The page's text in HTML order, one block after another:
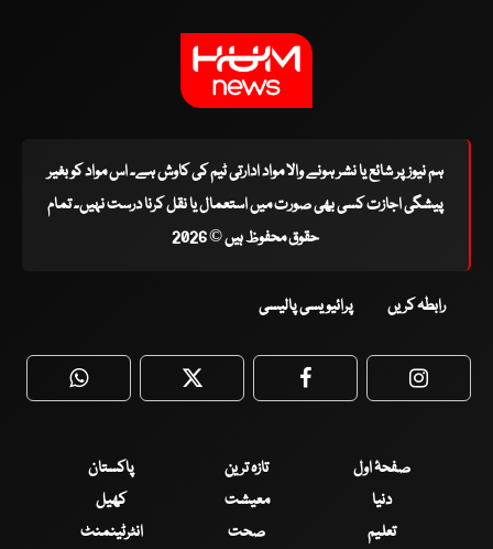
ہم نیوز پر شائع یا نشر ہونے والا مواد ادارتی ٹیم کی کاوش ہے۔ اس مواد کو بغیر
پیشگی اجازت کسی بھی صورت میں استعمال یا نقل کرنا درست نہیں۔ تمام
حقوق محفوظ ہیں © 2026
رابطہ کریں پرائیویسی پالیسی
WhatsApp Twitter Facebook
صفحۂ اول تازہ ترین
پاکستان
دنیا
معیشت
کھیل
تعلیم
صحت انٹرٹینمنٹ